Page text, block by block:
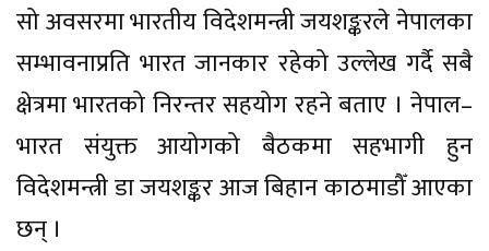
सो अवसरमा भारतीय विदेशमन्त्री जयशङ्करले नेपालका
सम्भावनाप्रति भारत जानकार रहेको उल्लेख गर्दै सबै
क्षेत्रमा भारतको निरन्तर सहयोग रहने बताए । नेपाल–
भारत संयुक्त आयोगको बैठकमा सहभागी हुन
विदेशमन्त्री डा जयशङ्कर आज बिहान काठमाडौँ आएका
छन् ।